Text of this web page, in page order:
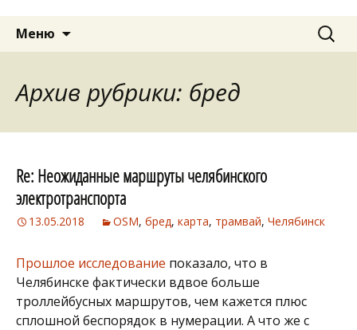
Меню Найти:
Архив рубрики: бред
Re: Неожиданные маршруты челябинского
электротранспорта
13.05.2018 OSM, бред, карта, трамвай, Челябинск
Прошлое исследование показало, что в
Челябинске фактически вдвое больше
троллейбусных маршрутов, чем кажется плюс
сплошной беспорядок в нумерации. А что же с